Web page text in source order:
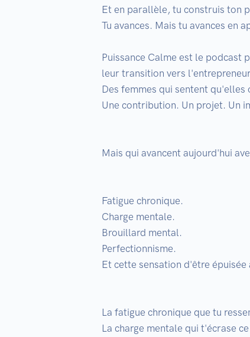
Et en parallèle, tu construis ton
Tu avances. Mais tu avances en
Puissance Calme est le podcast
leur transition vers
Des femmes qui sentent
Une contribution. Un projet. Un
Mais qui avancent aujourd'hui
Fatigue chronique.
Charge mentale.
Brouillard mental.
Perfectionnisme.
Et cette sensation d'être
La fatigue chronique que tu
La charge mentale qui t'écrase